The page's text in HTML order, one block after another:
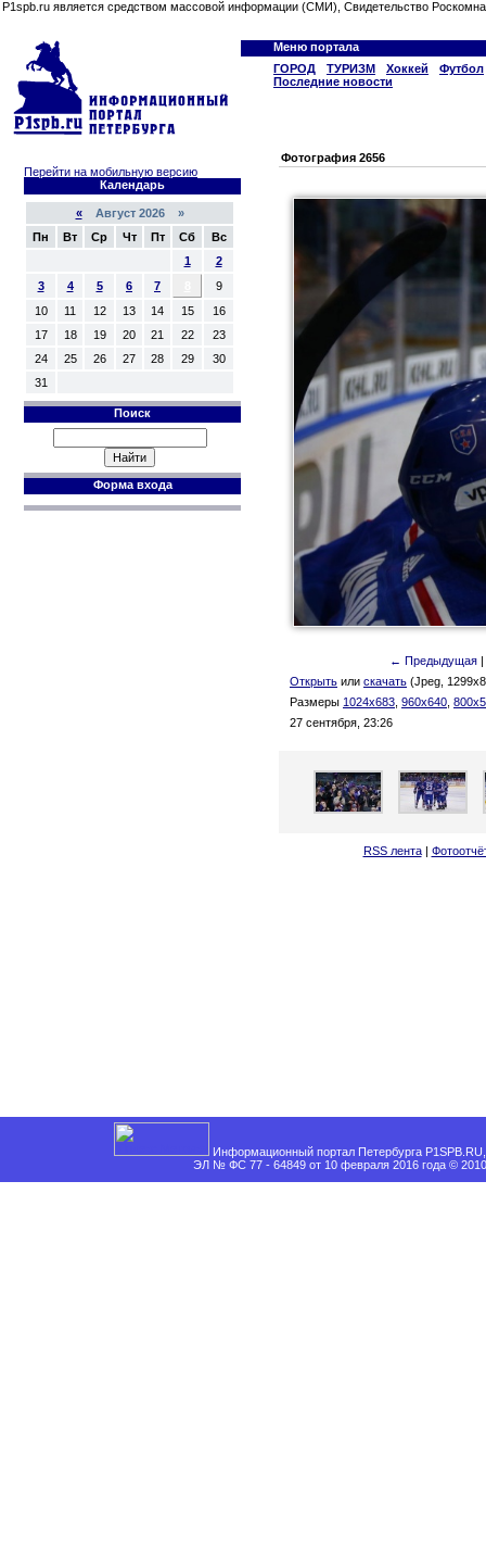
P1spb.ru является средством массовой информации (СМИ), Свидетельство
Меню портала
ГОРОД
ТУРИЗМ Хоккей
Футбол
Последние новости
Перейти на мобильную версию
Календарь
«Август 2026 »
Пн
Вт Ср Чт Пт Сб
Вс
1
2
3
4 5 6 7
9
10
11 12 13 14 15
16
17
18 19 20 21 22
23
24
25 26 27 28 29
30
31
Поиск
Форма входа
Фотография 2656
← Предыдущая|
Открыть или скачать (Jpeg,
Размеры 1024x683 960x640
27 сентября, 23:26
RSS лента|
Информационный портал Петербурга
ЭЛ № ФС 77 - 64849 от 10 февраля 2016 года ©